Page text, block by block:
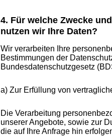
4. Für welche Zwecke
nutzen wir Ihre Daten?
Wir verarbeiten Ihre
Bestimmungen der
Bundesdatenschutzgesetz
a) Zur Erfüllung von
Die Verarbeitung
unserer Angebote, sowie zur
die auf Ihre Anfrage hin